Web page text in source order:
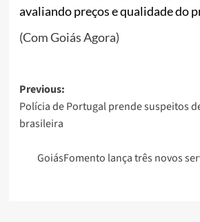
avaliando preços e qualidade do
(Com Goiás Agora)
Post
navigation
Previous:
Polícia de Portugal prende suspeitos
brasileira
GoiásFomento lança três novos